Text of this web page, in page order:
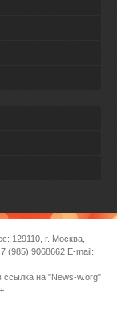
129110, г. Москва,
(985) 9068662 E-mail:
ссылка на "News-w.org"